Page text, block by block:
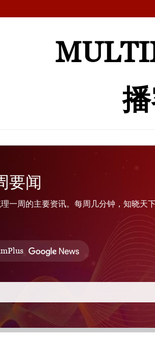
要闻
一周的主要资讯。每周几分钟，知晓天下